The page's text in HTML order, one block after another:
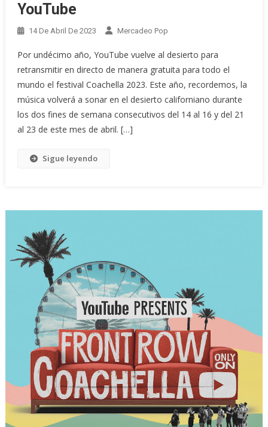
YouTube
14 De Abril De 2023 Mercadeo Pop
Por undécimo año, YouTube vuelve al desierto para
retransmitir en directo de manera gratuita para todo el
mundo el festival Coachella 2023. Este año, recordemos, la
música volverá a sonar en el desierto californiano durante
los dos fines de semana consecutivos del 14 al 16 y del 21
al 23 de este mes de abril. […]
Sigue leyendo